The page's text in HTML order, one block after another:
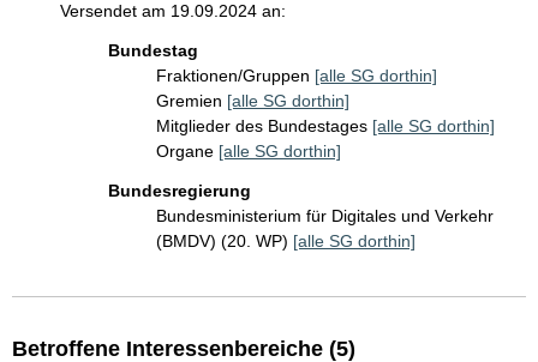
Versendet am 19.09.2024 an:
Bundestag
Fraktionen/Gruppen [alle SG dorthin]
Gremien [alle SG dorthin]
Mitglieder des Bundestages [alle SG dorthin]
Organe [alle SG dorthin]
Bundesregierung
Bundesministerium für Digitales und Verkehr
(BMDV) (20. WP) [alle SG dorthin]
Betroffene Interessenbereiche (5)